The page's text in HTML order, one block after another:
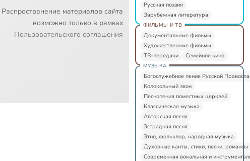
Распространение материалов сайта
возможно только в рамках
Пользовательского соглашения
Русская поэзия
Зарубежная литература
ФИЛЬМЫ И ТВ
Документальные фильмы
Художественные фильмы
ТВ-передачи
Семейное кино
МУЗЫКА
Богослужебное пение Русской
Колокольный звон
Песнопения поместных церквей
Классическая музыка
Авторская песня
Эстрадная песня
Этно, фольклор, народная музыка
Духовные канты, стихи, песни, романсы
Современная вокальная и